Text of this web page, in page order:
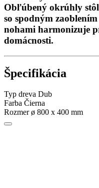
Obľúbený okrúhly
so spodným
nohami harmonizuje
domácnosti.
Špecifikácia
Typ dreva Dub
Farba Čierna
Rozmer ø 800 x 400 mm